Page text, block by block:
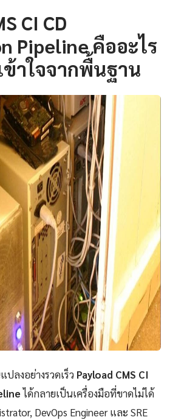
CI CD
Pipeline คืออะไร
าใจจากพื้นฐาน
ลงอย่างรวดเร็ว Payload CMS CI
ได้กลายเป็นเครื่องมือที่ขาดไม่ได้
DevOps Engineer และ SRE